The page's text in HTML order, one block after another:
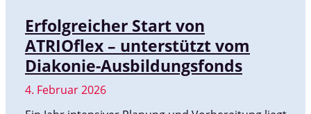
Erfolgreicher Start von
ATRIOflex – unterstützt vom
Diakonie-Ausbildungsfonds
4. Februar 2026